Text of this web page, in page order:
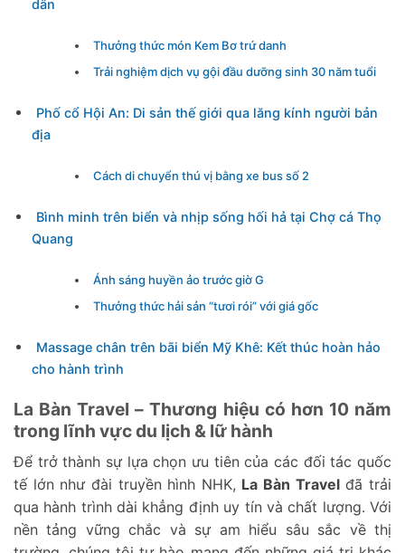
dân
Thưởng thức món Kem Bơ trứ danh
Trải nghiệm dịch vụ gội đầu dưỡng sinh 30 năm tuổi
Phố cổ Hội An: Di sản thế giới qua lăng kính người bản
địa
Cách di chuyển thú vị bằng xe bus số 2
Bình minh trên biển và nhịp sống hối hả tại Chợ cá Thọ
Quang
Ánh sáng huyền ảo trước giờ G
Thưởng thức hải sản “tươi rói” với giá gốc
Massage chân trên bãi biển Mỹ Khê: Kết thúc hoàn hảo
cho hành trình
La Bàn Travel – Thương hiệu có hơn 10 năm
trong lĩnh vực du lịch & lữ hành
Để trở thành sự lựa chọn ưu tiên của các đối tác quốc
tế lớn như đài truyền hình NHK, La Bàn Travelđã trải
qua hành trình dài khẳng định uy tín và chất lượng. Với
nền tảng vững chắc và sự am hiểu sâu sắc về thị